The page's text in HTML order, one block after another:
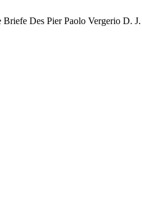
Des Pier Paolo Vergerio D.